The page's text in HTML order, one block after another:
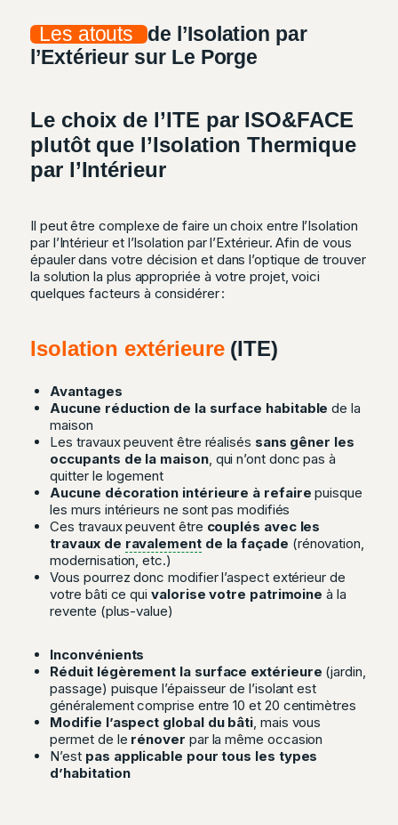
Les atouts
de l’Isolation par
l’Extérieur sur Le Porge
Le choix de l’ITE par ISO&FACE
plutôt que l’Isolation Thermique
par l’Intérieur
Il peut être complexe de faire un choix entre l’Isolation
par l’Intérieur et l’Isolation par l’Extérieur. Afin de vous
épauler dans votre décision et dans l’optique de trouver
la solution la plus appropriée à votre projet, voici
quelques facteurs à considérer :
Isolation extérieure(ITE)
Avantages
Aucune réduction de la surface habitable de la
maison
Les travaux peuvent être réalisés sans gêner les
occupants de la maison, qui n’ont donc pas à
quitter le logement
Aucune décoration intérieure à refaire puisque
les murs intérieurs ne sont pas modifiés
Ces travaux peuvent être couplés avec les
travaux de ravalementde la façade (rénovation,
modernisation, etc.)
Vous pourrez donc modifier l’aspect extérieur de
votre bâti ce quivalorise votre patrimoine à la
revente (plus-value)
Inconvénients
Réduit légèrement la surface extérieure (jardin,
passage) puisque l’épaisseur de l’isolant est
généralement comprise entre 10 et 20 centimètres
Modifie l’aspect global du bâti , mais vous
permet de le rénover par la même occasion
N’est pas applicable pour tous les types
d’habitation